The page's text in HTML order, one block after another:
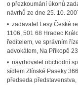
o přezkoumání úkonů
návrhů ze dne 25. 10.
• zadavatel Lesy České
1106, 501 68 Hradec
ředitelem, ve správním
advokátem, Na Příkopě
• navrhovatel obchodní
sídlem Zlínské Paseky
předseda